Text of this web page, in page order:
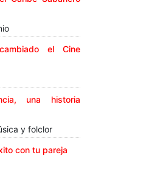
el Cine
una historia
y folclor
con tu pareja